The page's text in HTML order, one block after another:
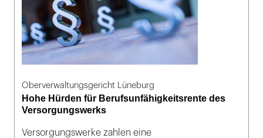
Oberverwaltungsgericht Lüneburg
Hohe Hürden für Berufsunfähigkeitsrente des
Versorgungswerks
Versorgungswerke zahlen eine